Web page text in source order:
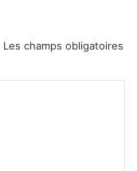
Les champs obligatoires